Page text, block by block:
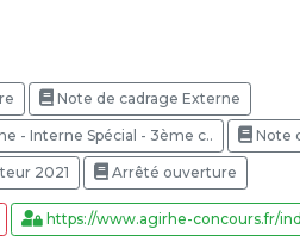
Note de cadrage Externe
- Interne Spécial - 3ème c.. Note
2021 Arrêté ouverture
https://www.agirhe-concours.fr/